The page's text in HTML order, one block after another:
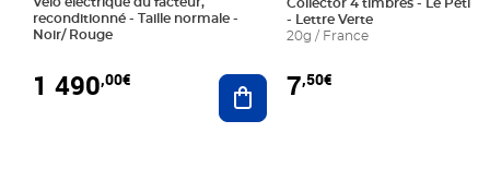
reconditionné - Taille normale -
Noir/ Rouge
1 490,00€ Ajouter au panier
Collector 4 timbres - Le Petit
- Lettre Verte
20g / France
7,50€